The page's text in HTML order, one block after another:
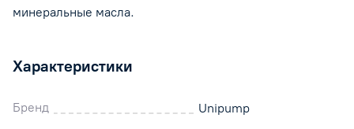
минеральные масла.
Характеристики
Бренд
Unipump